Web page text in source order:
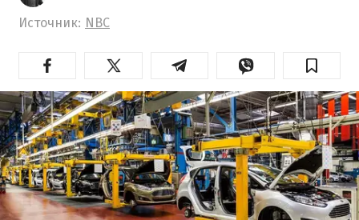
Источник: NBC